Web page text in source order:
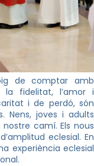
de comptar amb
la fidelitat, l’amor i
i de perdó, són
Nens, joves i adults
camí. Els nous
eclesial. En
experiència eclesial